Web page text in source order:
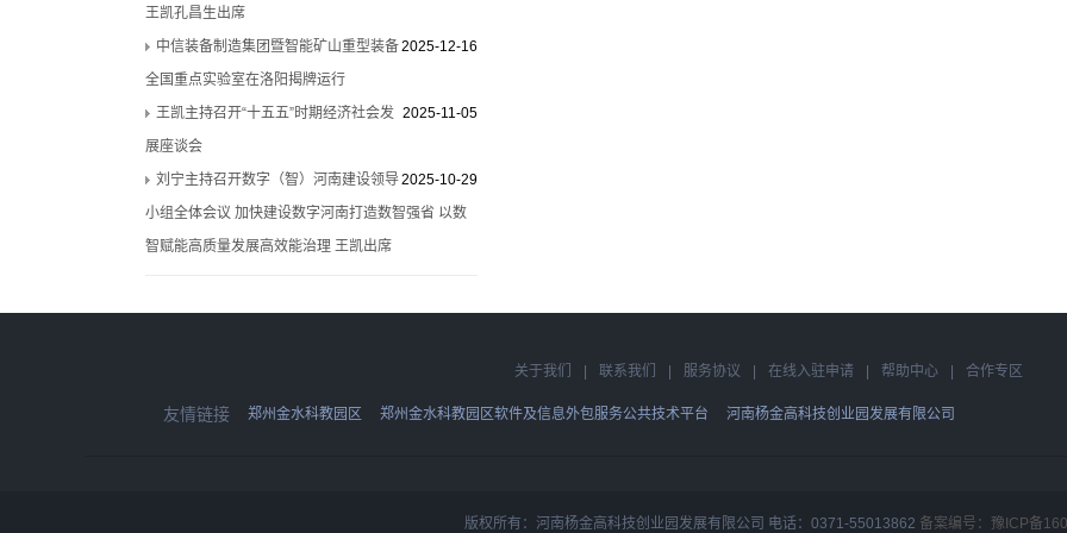
王凯孔昌生出席
2025-12-16
中信装备制造集团暨智能矿山重型装备
全国重点实验室在洛阳揭牌运行
2025-11-05
王凯主持召开“十五五”时期经济社会发
展座谈会
2025-10-29
刘宁主持召开数字（智）河南建设领导
小组全体会议 加快建设数字河南打造数智强省 以数
智赋能高质量发展高效能治理 王凯出席
关于我们 联系我们 服务协议 在线入驻申请 帮助中心 合作专区
友情链接 郑州金水科教园区 郑州金水科教园区软件及信息外包服务公共技术平台 河南杨金高科技创业园发展有限公司
版权所有：河南杨金高科技创业园发展有限公司 电话：0371-55013862 备案编号：豫ICP备